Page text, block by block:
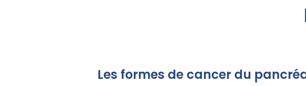
Les formes de cancer du